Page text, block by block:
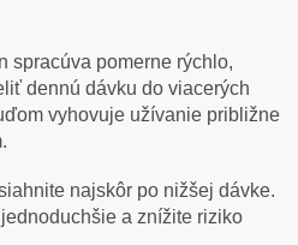
spracúva pomerne rýchlo,
dennú dávku do viacerých
vyhovuje užívanie približne
najskôr po nižšej dávke.
a znížite riziko